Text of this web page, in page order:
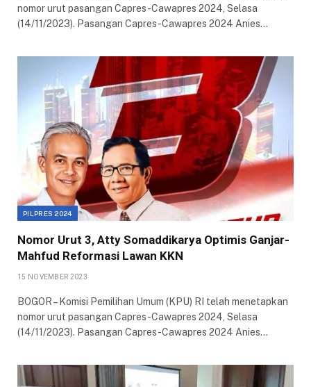
nomor urut pasangan Capres-Cawapres 2024, Selasa
(14/11/2023). Pasangan Capres-Cawapres 2024 Anies…
PILPRES 2024
Nomor Urut 3, Atty Somaddikarya Optimis Ganjar-
Mahfud Reformasi Lawan KKN
15 NOVEMBER 2023
BOGOR – Komisi Pemilihan Umum (KPU) RI telah menetapkan
nomor urut pasangan Capres-Cawapres 2024, Selasa
(14/11/2023). Pasangan Capres-Cawapres 2024 Anies…